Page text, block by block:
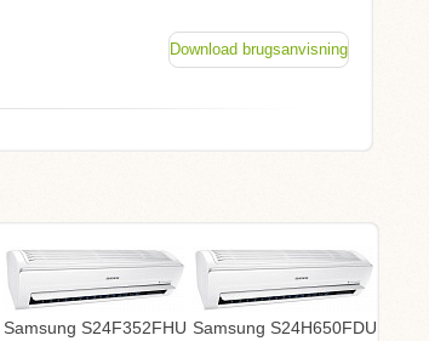
Download brugsanvisning
Samsung S24F352FHU Samsung S24H650FDU